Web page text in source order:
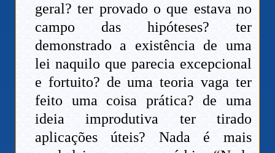
geral? ter provado o que estava no
campo das hipóteses? ter
demonstrado a existência de uma
lei naquilo que parecia excepcional
e fortuito? de uma teoria vaga ter
feito uma coisa prática? de uma
ideia improdutiva ter tirado
aplicações úteis? Nada é mais